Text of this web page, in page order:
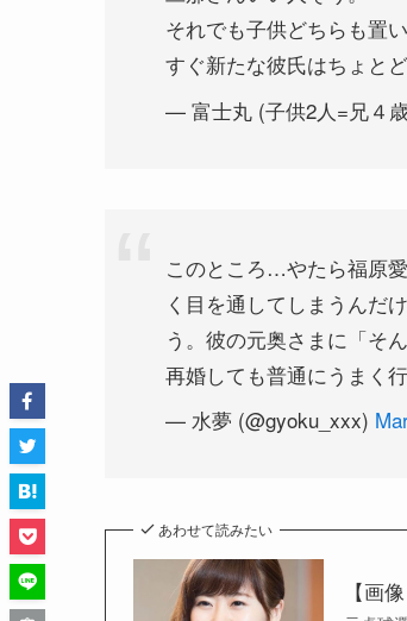
それでも子供どちらも置
すぐ新たな彼氏はちょと
— 富士丸 (子供2人=兄４
このところ…やたら福原
く目を通してしまうんだ
う。彼の元奥さまに「そ
再婚しても普通にうまく
— 水夢 (@gyoku_xxx)
【画
元卓球